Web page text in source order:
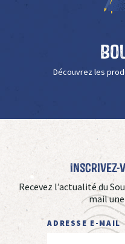
Découvrez les
Inscrivez-
Recevez l’actualité du
mail
ADRESSE E-MAIL